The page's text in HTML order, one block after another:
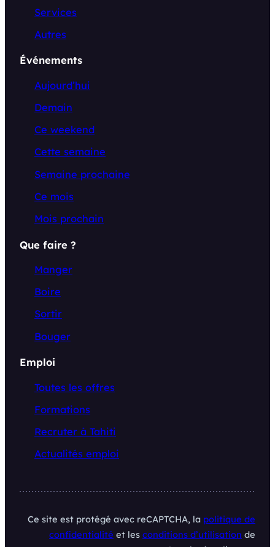
Services
Autres
Événements
Aujourd’hui
Demain
Ce weekend
Cette semaine
Semaine prochaine
Ce mois
Mois prochain
Que faire ?
Manger
Boire
Sortir
Bouger
Emploi
Toutes les offres
Formations
Recruter à Tahiti
Actualités emploi
Ce site est protégé avec reCAPTCHA, la politique de
confidentialité et les conditions d’utilisation de